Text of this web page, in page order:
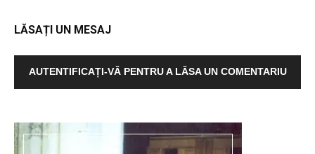
LĂSAȚI UN MESAJ
AUTENTIFICAȚI-VĂ PENTRU A LĂSA UN COMENTARIU